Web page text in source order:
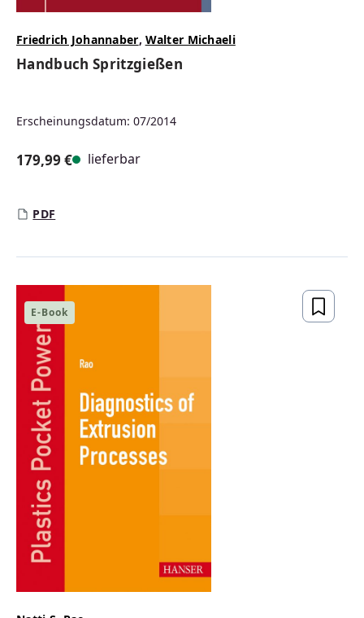
Friedrich Johannaber, Walter Michaeli
Handbuch Spritzgießen
Erscheinungsdatum: 07/2014
179,99 € lieferbar
PDF
E-Book